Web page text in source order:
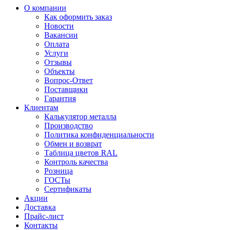
О компании
Как оформить заказ
Новости
Вакансии
Оплата
Услуги
Отзывы
Объекты
Вопрос-Ответ
Поставщики
Гарантия
Клиентам
Калькулятор металла
Производство
Политика конфиденциальности
Обмен и возврат
Таблица цветов RAL
Контроль качества
Розница
ГОСТы
Сертификаты
Акции
Доставка
Прайс-лист
Контакты